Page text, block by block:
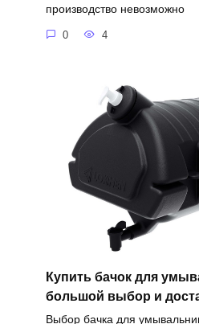
производство невозможно
0 4
Купить бачок для
большой выбор и
Выбор бачка для